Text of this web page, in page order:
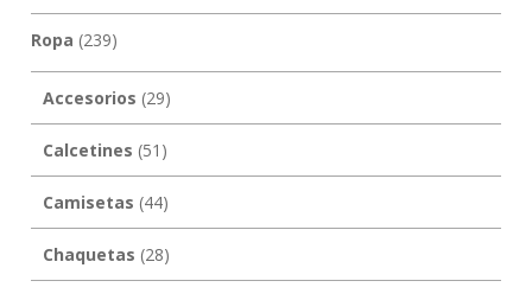
Ropa (239)
Accesorios (29)
Calcetines (51)
Camisetas (44)
Chaquetas (28)